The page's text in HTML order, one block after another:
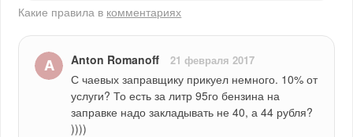
Какие правила в комментариях
Anton Romanoff 21 февраля 2017
С чаевых заправщику прикуел немного. 10% от
услуги? То есть за литр 95го бензина на
заправке надо закладывать не 40, а 44 рубля?
))))